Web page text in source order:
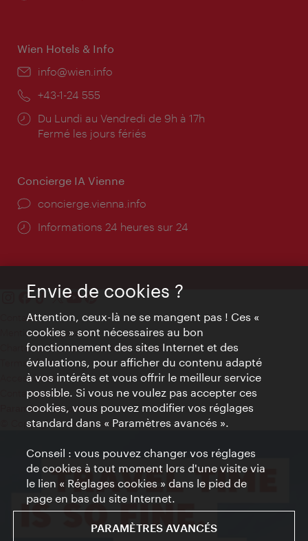
Wien Hotels & Info
E-
info@wien.info
Téléphone:
+43-1-24 555
Horaires
d'ouverture:
Du Lundi au Vendredi de 9h à 17h
Fermé les jours fériés
Concierge IA Vienne
Ort:
concierge.vienna.info
Öffnungszeiten:
Informations 24 heures sur 24
Contact
Mentions obligatoires
Charte sur le respect de la vie privée
Terms of Use
Accessibilité
Contact presse
Paramètres de cookies
© Copyright WienTourismus
Envie de cookies ?
Attention, ceux-là ne se mangent pas ! Ces «
cookies » sont nécessaires au bon
fonctionnement des sites Internet et des
évaluations, pour afficher du contenu adapté
à vos intérêts et vous offrir le meilleur service
possible. Si vous ne voulez pas accepter ces
cookies, vous pouvez modifier vos réglages
standard dans « Paramètres avancés ».
Conseil : vous pouvez changer vos réglages
de cookies à tout moment lors d'une visite via
le lien « Réglages cookies » dans le pied de
page en bas du site Internet.
PARAMÈTRES AVANCÉS